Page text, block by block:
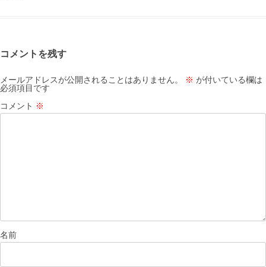
コメントを残す
メールアドレスが公開されることはありません。 ※ が付いている欄は
必須項目です
コメント ※
名前